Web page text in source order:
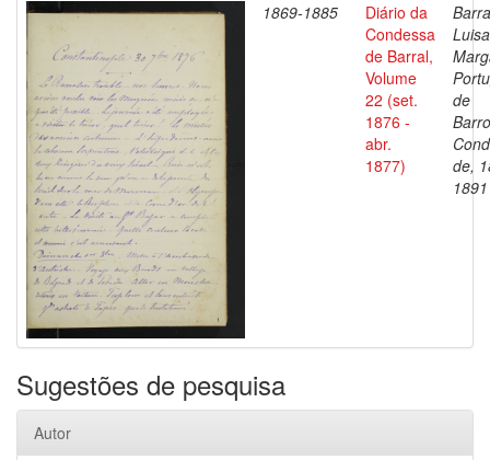
1869-1885
Diário da
Condessa
de Barral,
Volume
22 (set.
1876 -
abr.
1877)
Luisa
de
de,
1891
Sugestões de pesquisa
Autor